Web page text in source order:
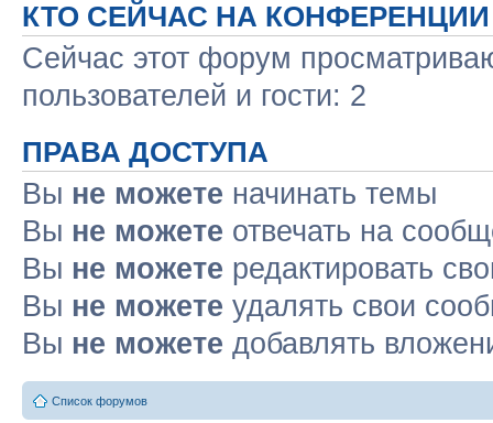
КТО СЕЙЧАС НА КОНФЕРЕНЦИИ
Сейчас этот форум
пользователей и гости: 2
ПРАВА ДОСТУПА
Вы не можете начинать темы
Вы не можете отвечать на
Вы не можете редактировать
Вы не можете удалять свои
Вы не можете добавлять
Список форумов